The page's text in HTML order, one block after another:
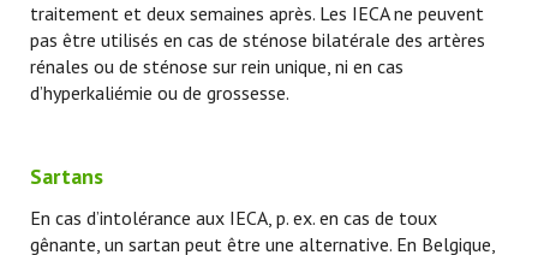
traitement et deux semaines après. Les IECA ne peuvent
pas être utilisés en cas de sténose bilatérale des artères
rénales ou de sténose sur rein unique, ni en cas
d’hyperkaliémie ou de grossesse.
Sartans
En cas d’intolérance aux IECA, p. ex. en cas de toux
gênante, un sartan peut être une alternative. En Belgique,